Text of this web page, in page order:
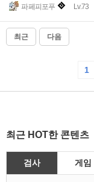
파페피포푸 Lv.73
최근 다음
1
최근 HOT한 콘텐츠
검사 게임